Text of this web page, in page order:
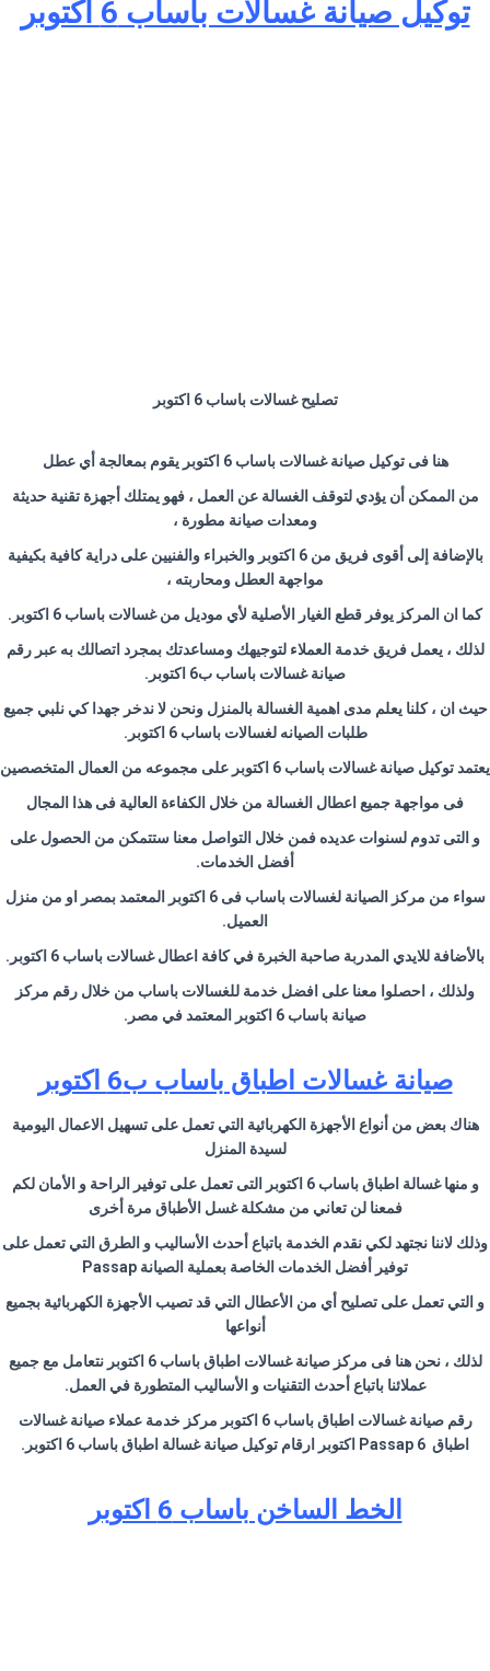
توكيل صيانة غسالات باساب 6 اكتوبر
تصليح غسالات باساب 6 اكتوبر
هنا فى توكيل صيانة غسالات باساب 6 اكتوبر يقوم بمعالجة أي عطل
من الممكن أن يؤدي لتوقف الغسالة عن العمل ، فهو يمتلك أجهزة تقنية حديثة
ومعدات صيانة مطورة ،
بالإضافة إلى أقوى فريق من 6 اكتوبر والخبراء والفنيين على دراية كافية بكيفية
مواجهة العطل ومحاربته ،
كما ان المركز يوفر قطع الغيار الأصلية لأي موديل من غسالات باساب 6 اكتوبر.
لذلك ، يعمل فريق خدمة العملاء لتوجيهك ومساعدتك بمجرد اتصالك به عبر رقم
صيانة غسالات باساب ب6 اكتوبر.
حيث ان ، كلنا يعلم مدى اهمية الغسالة بالمنزل ونحن لا ندخر جهدا كي نلبي جميع
طلبات الصيانه لغسالات باساب 6 اكتوبر.
يعتمد توكيل صيانة غسالات باساب 6 اكتوبر على مجموعه من العمال المتخصصين
فى مواجهة جميع اعطال الغسالة من خلال الكفاءة العالية فى هذا المجال
و التى تدوم لسنوات عديده فمن خلال التواصل معنا ستتمكن من الحصول على
أفضل الخدمات.
سواء من مركز الصيانة لغسالات باساب فى 6 اكتوبر المعتمد بمصر او من منزل
العميل.
بالأضافة للايدي المدربة صاحبة الخبرة في كافة اعطال غسالات باساب 6 اكتوبر.
ولذلك ، احصلوا معنا على افضل خدمة للغسالات باساب من خلال رقم مركز
صيانة باساب 6 اكتوبر المعتمد في مصر.
صيانة غسالات اطباق باساب ب6 اكتوبر
هناك بعض من أنواع الأجهزة الكهربائية التي تعمل على تسهيل الاعمال اليومية
لسيدة المنزل
و منها غسالة اطباق باساب 6 اكتوبر التى تعمل على توفير الراحة و الأمان لكم
فمعنا لن تعاني من مشكلة غسل الأطباق مرة أخرى
وذلك لاننا نجتهد لكي نقدم الخدمة باتباع أحدث الأساليب و الطرق التي تعمل على
توفير أفضل الخدمات الخاصة بعملية الصيانة Passap
و التي تعمل على تصليح أي من الأعطال التي قد تصيب الأجهزة الكهربائية بجميع
أنواعها
لذلك ، نحن هنا فى مركز صيانة غسالات اطباق باساب 6 اكتوبر نتعامل مع جميع
عملائنا باتباع أحدث التقنيات و الأساليب المتطورة في العمل.
رقم صيانة غسالات اطباق باساب 6 اكتوبر مركز خدمة عملاء صيانة غسالات
اطباق Passap 6 اكتوبر ارقام توكيل صيانة غسالة اطباق باساب 6 اكتوبر.
الخط الساخن باساب 6 اكتوبر